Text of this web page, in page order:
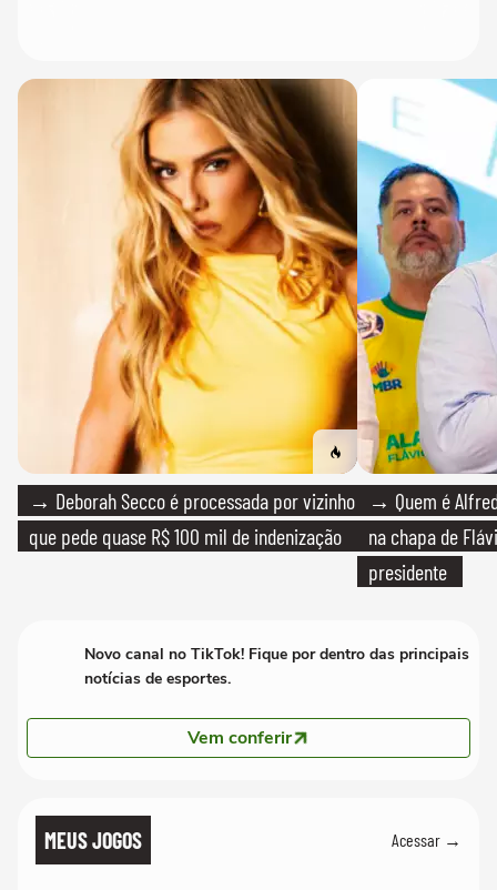
→ Deborah Secco é processada por vizinho
que pede quase R$ 100 mil de indenização
→ Quem é
na chapa de
presidente
Novo canal no TikTok! Fique por dentro das principais
notícias de esportes.
Vem conferir
MEUS JOGOS Acessar →